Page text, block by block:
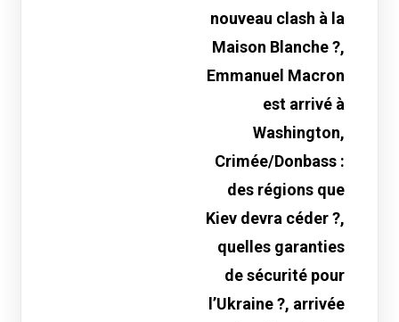
nouveau clash à la
Maison Blanche ?,
Emmanuel Macron
est arrivé à
Washington,
Crimée/Donbass :
des régions que
Kiev devra céder ?,
quelles garanties
de sécurité pour
l’Ukraine ?, arrivée